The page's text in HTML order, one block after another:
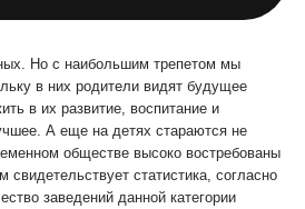
Но с наибольшим трепетом мы
в них родители видят будущее
в их развитие, воспитание и
А еще на детях стараются не
обществе высоко востребованы
свидетельствует статистика, согласно
заведений данной категории